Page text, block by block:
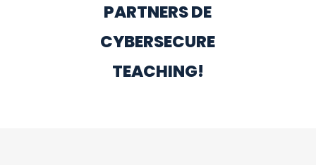
PARTNERS DE
CYBERSECURE
TEACHING!